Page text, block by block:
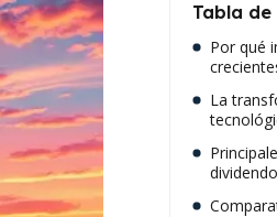
Tabla
Por qué
La